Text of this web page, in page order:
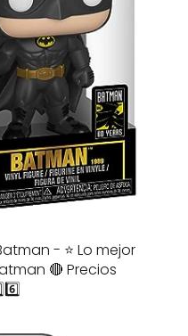
- ⭐️ Lo mejor
🔴 Precios